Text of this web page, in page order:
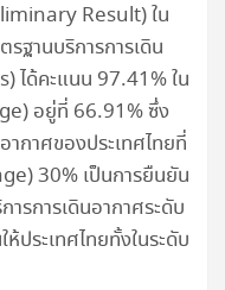
Result) ใน
ฐานบริการการเดิน
ได้คะแนน 97.41% ใน
อยู่ที่ 66.91% ซึ่ง
ากาศของประเทศไทยที่
30% เป็นการยืนยัน
รการเดินอากาศระดับ
ประเทศไทยทั้งในระดับ